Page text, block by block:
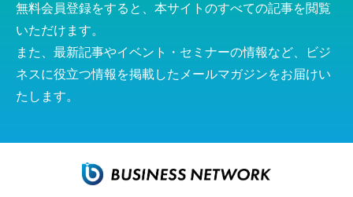
無料会員登録をすると、本サイトのすべての記事を閲覧
いただけます。
また、最新記事やイベント・セミナーの情報など、ビジ
ネスに役立つ情報を掲載したメールマガジンをお届けい
たします。